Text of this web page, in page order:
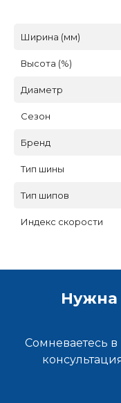
Ширина (мм)
Высота (%)
Диаметр
Сезон
Бренд
Тип шины
Тип шипов
Индекс скорости
Нужна
Сомневаетесь